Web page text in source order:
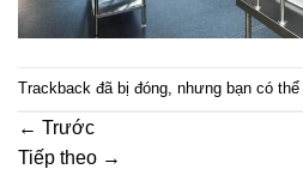
Trackback đã bị đóng, nhưng bạn có thể
← Trước
Tiếp theo →